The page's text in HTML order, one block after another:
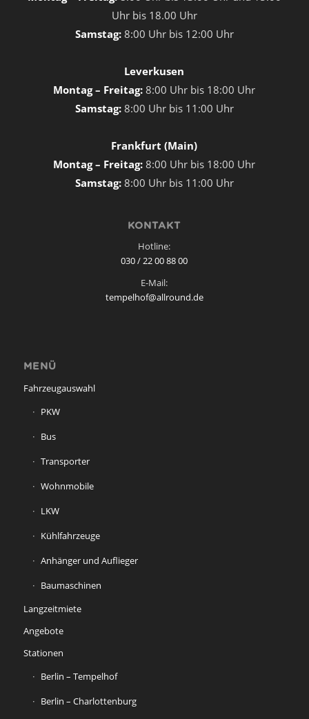
Uhr bis 18.00 Uhr
Samstag: 8:00 Uhr bis 12:00 Uhr
Leverkusen
Montag – Freitag:8:00 Uhr bis 18:00 Uhr
Samstag: 8:00 Uhr bis 11:00 Uhr
Frankfurt (Main)
Montag – Freitag:8:00 Uhr bis 18:00 Uhr
Samstag: 8:00 Uhr bis 11:00 Uhr
KONTAKT
Hotline:
030 / 22 00 88 00
E-Mail:
tempelhof@allround.de
MENÜ
Fahrzeugauswahl
PKW
Bus
Transporter
Wohnmobile
LKW
Kühlfahrzeuge
Anhänger und Auflieger
Baumaschinen
Langzeitmiete
Angebote
Stationen
Berlin – Tempelhof
Berlin – Charlottenburg